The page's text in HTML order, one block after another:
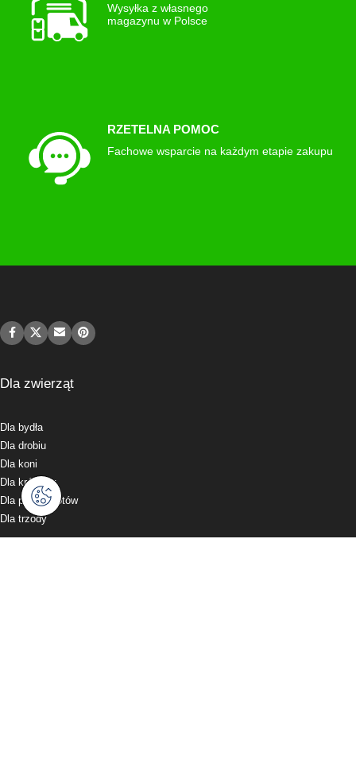
Wysyłka z własnego
magazynu w Polsce
RZETELNA POMOC
Fachowe wsparcie na każdym etapie zakupu
Dla zwierząt
Dla bydła
Dla drobiu
Dla koni
Dla królików
Dla psów i kotów
Dla trzody